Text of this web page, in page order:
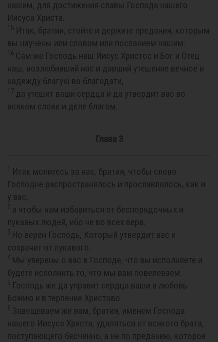
нашим, для достижения славы Господа нашего
Иисуса Христа.
15 Итак, братия, стойте и держите предания, которым
вы научены или словом или посланием нашим.
16 Сам же Господь наш Иисус Христос и Бог и Отец
наш, возлюбивший нас и давший утешение вечное и
надежду благую во благодати,
17 да утешит ваши сердца и да утвердит вас во
всяком слове и деле благом.
Глава 3
Итак молитесь за нас, братия, чтобы слово
Господне распространялось и прославлялось, как и
у вас,
2 и чтобы нам избавиться от беспорядочных и
лукавых людей, ибо не во всех вера.
3 Но верен Господь, Который утвердит вас и
сохранит от лукавого.
4 Мы уверены о вас в Господе, что вы исполняете и
будете исполнять то, что мы вам повелеваем.
5 Господь же да управит сердца ваши в любовь
Божию и в терпение Христово.
6 Завещеваем же вам, братия, именем Господа
нашего Иисуса Христа, удаляться от всякого брата,
поступающего бесчинно, а не по преданию, которое